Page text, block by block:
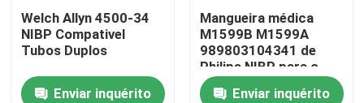
Casa
Produtos
Welch Allyn 4500-34
NIBP Compativel
Tubos Duplos
Enviar inquérito
Mangueira médica
M1599B M1599A
989803104341 de
Philips NIBP para o
monitor paciente
Enviar inquérito